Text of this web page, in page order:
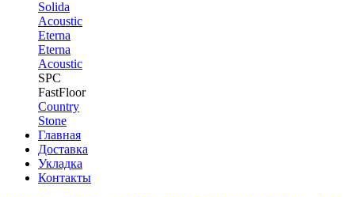
Solida
Acoustic
Eterna
Eterna
Acoustic
SPC
FastFloor
Country
Stone
Главная
Доставка
Укладка
Контакты